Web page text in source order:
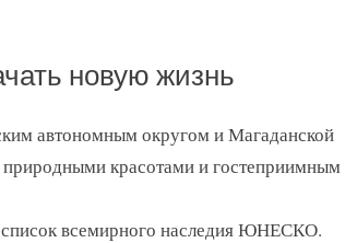
новую жизнь
автономным округом и Магаданской
красотами и гостеприимным
всемирного наследия ЮНЕСКО.